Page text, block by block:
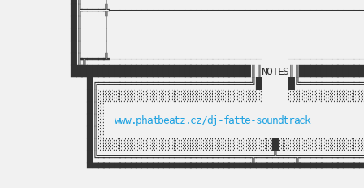
█╠╦═══╩────────────────────────────
█╔════════════════════════════╝█
█║░░░░░░░░░░░░░░░░░░░░░░░░░░░░░░
█║░
█║░ www.phatbeatz.cz/dj-fatte-soundtrack
█║░